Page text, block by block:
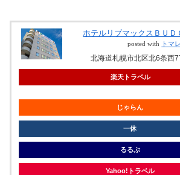
ホテルリブマックスＢＵＤ
posted with トマ
北海道札幌市北区北6条西
楽天トラベル
じゃらん
一休
るるぶ
Yahoo!トラベル